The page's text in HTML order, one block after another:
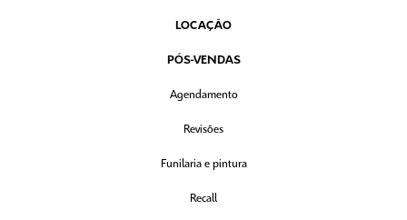
LOCAÇÃO
PÓS-VENDAS
Agendamento
Revisões
Funilaria e pintura
Recall